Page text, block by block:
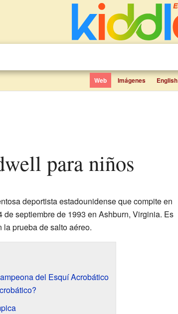
Web Imágenes English
para niños
deportista estadounidense que compite en
de septiembre de 1993 en Ashburn, Virginia. Es
prueba de salto aéreo.
del Esquí Acrobático